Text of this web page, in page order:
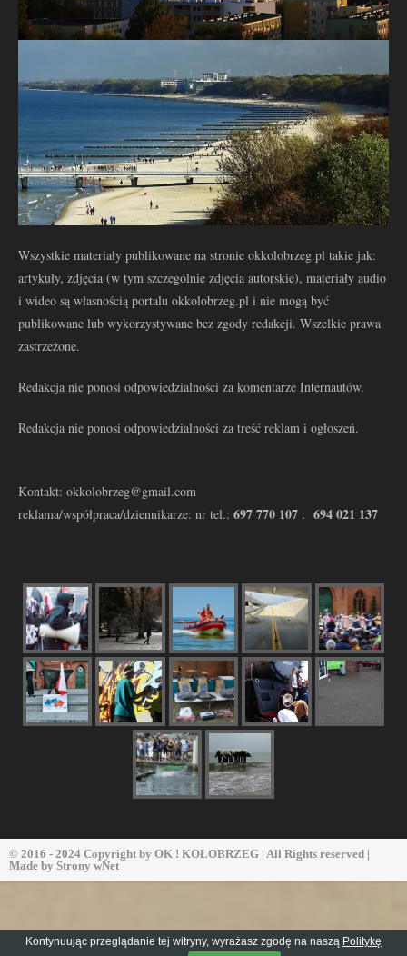
Wszystkie materiały publikowane na stronie okkolobrzeg.pl takie jak:
artykuły, zdjęcia (w tym szczególnie zdjęcia autorskie), materiały audio
i wideo są własnością portalu okkolobrzeg.pl i nie mogą być
publikowane lub wykorzystywane bez zgody redakcji. Wszelkie prawa
zastrzeżone.
Redakcja nie ponosi odpowiedzialności za komentarze Internautów.
Redakcja nie ponosi odpowiedzialności za treść reklam i ogłoszeń.
Kontakt: okkolobrzeg@gmail.com
reklama/współpraca/dziennikarze: nr tel.: 697 770 107 : 694 021 137
© 2016 - 2024 Copyright by OK ! KOŁOBRZEG | All Rights reserved |
Made by Strony wNet
Kontynuując przeglądanie tej witryny, wyrażasz zgodę na naszą Politykę